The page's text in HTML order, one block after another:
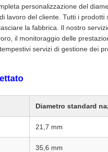
personalizzazione del
lavoro del cliente. Tutti i
la fabbrica. Il nostro
il monitoraggio delle
servizi di gestione dei
Diametro standard
21,7 mm
35,6 mm